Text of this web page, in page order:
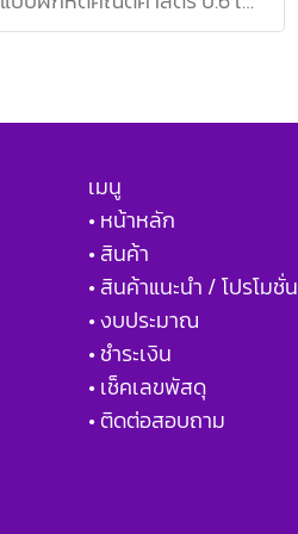
เมนู
• หน้าหลัก
• สินค้า
• สินค้าแนะนำ / โปรโมชั่น
• งบประมาณ
• ชำระเงิน
• เช็คเลขพัสดุ
• ติดต่อสอบถาม